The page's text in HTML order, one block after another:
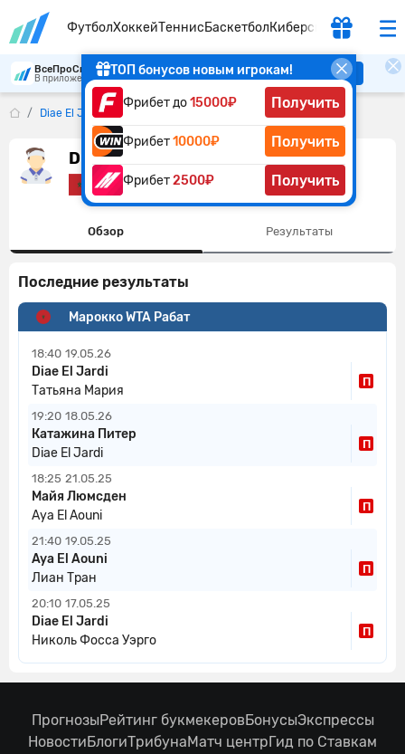
ФутболХоккейТеннисБаскетболКиберспорт
ТОП бонусов новым игрокам!
Фрибет до15000₽ Получить
Фрибет10000₽ Получить
Фрибет2500₽ Получить
ВсеПроСпорт
В приложении удобнее Скачать
Diae El Jardi
Diae El Jardi
Марокко
Обзор Результаты
Последние результаты
Марокко WTA Рабат
18:40 19.05.26
Diae El Jardi
Татьяна Мария
П
19:20 18.05.26
Катажина Питер
Diae El Jardi
П
18:25 21.05.25
Майя Люмсден
Aya El Aouni
П
21:40 19.05.25
Aya El Aouni
Лиан Тран
П
20:10 17.05.25
Diae El Jardi
Николь Фосса Уэрго
П
ПрогнозыРейтинг букмекеровБонусыЭкспрессы
НовостиБлогиТрибунаМатч центрГид по Ставкам